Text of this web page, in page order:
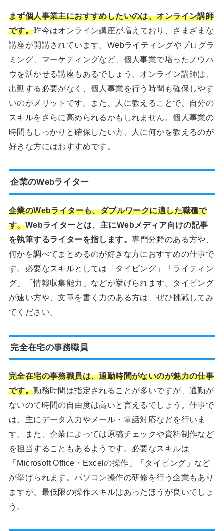
まず個人事業主におすすめしたいのは、オンライン講師
です。昨今はオンライン講座が増えており、さまざまな
講座が開講されています。Webライティングやプログラ
ミング、マーケティングなど、個人事業で培ったノウハ
ウを活かせる講座もあるでしょう。オンライン講師は、
出勤する必要がなく、個人事業を行う時間も確保しやす
いのがメリットです。また、人に教えることで、自分の
スキルをさらに高められるかもしれません。個人事業の
時間もしっかりと確保したい方、人に何かを教えるのが
好きな方にはおすすめです。
企業のWebライター
企業のWebライターも、ダブルワークに適した職種で
す。Webライターとは、主にWebメディア向けの記事
を執筆するライターを指します。専門分野のある方や、
何かを調べてまとめるのが好きな方におすすめの仕事で
す。必要なスキルとしては「タイピング」「ライティン
グ」「情報収集能力」などが挙げられます。タイピング
が速い方や、文章を書く力のある方は、ぜひ挑戦してみ
てください。
完全在宅の事務職員
完全在宅の事務職員は、通勤時間がないのが魅力の仕事
です。勤務時間は指定されることが多いですが、通勤が
ないので時間の自由度は高いと言えるでしょう。仕事で
は、主にデータ入力やメール・電話対応などを行いま
す。また、企業によっては原稿チェックや資料制作など
を担当することもあるようです。必要なスキルは
「Microsoft Office・Excelの操作」「タイピング」など
が挙げられます。パソコン操作の研修を行う企業もあり
ますが、最低限の操作スキルはあったほうが良いでしょ
う。